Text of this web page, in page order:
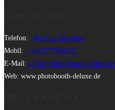
Telefon: +49 9331 8021990
Mobil: +49 177 6506111
E-Mail: office@photobooth-deluxe.de
Web: www.photobooth-deluxe.de